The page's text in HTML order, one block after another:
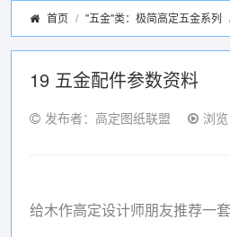
首页 "五金"类：极简高定五金系列
19 五金配件参数资料
发布者：高定图纸联盟 浏
给木作高定设计师朋友推荐一套